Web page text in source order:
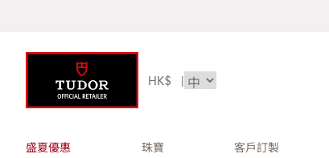
HK$ |
盛夏優惠 珠寶 客戶訂製